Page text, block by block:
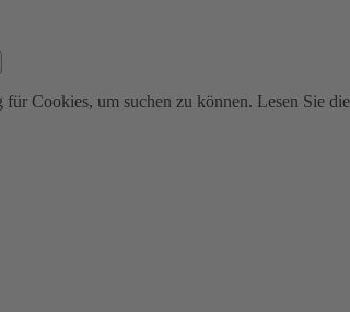
Cookies, um suchen zu können. Lesen Sie